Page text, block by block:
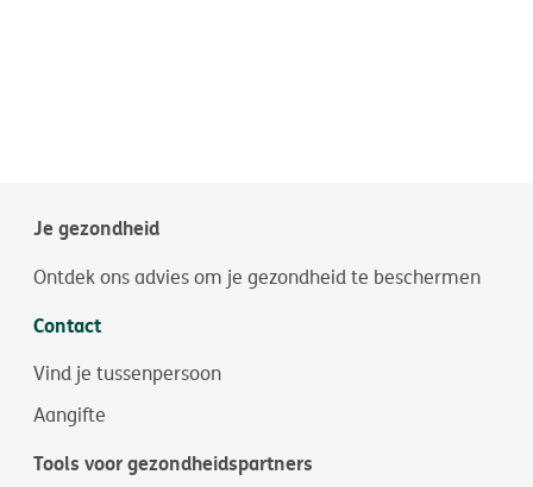
Je gezondheid
Ontdek ons advies om je gezondheid te beschermen
Contact
Vind je tussenpersoon
Aangifte
Tools voor gezondheidspartners